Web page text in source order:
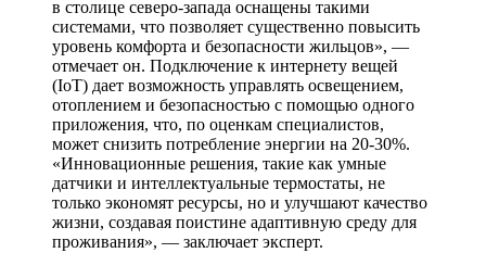
в столице северо-запада оснащены такими
системами, что позволяет существенно повысить
уровень комфорта и безопасности жильцов», —
отмечает он. Подключение к интернету вещей
(IoT) дает возможность управлять освещением,
отоплением и безопасностью с помощью одного
приложения, что, по оценкам специалистов,
может снизить потребление энергии на 20-30%.
«Инновационные решения, такие как умные
датчики и интеллектуальные термостаты, не
только экономят ресурсы, но и улучшают качество
жизни, создавая поистине адаптивную среду для
проживания», — заключает эксперт.